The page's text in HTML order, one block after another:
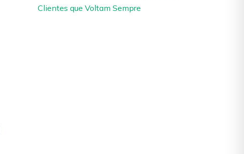
Clientes que Voltam Sempre